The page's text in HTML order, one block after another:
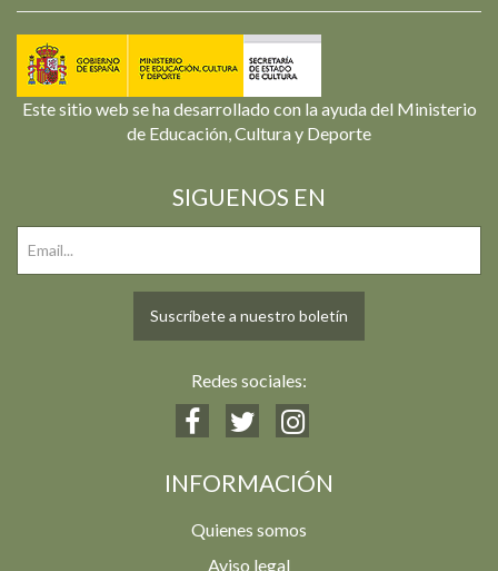
Este sitio web se ha desarrollado con la ayuda del Ministerio
de Educación, Cultura y Deporte
SIGUENOS EN
Suscríbete a nuestro boletín
Redes sociales:
INFORMACIÓN
Quienes somos
Aviso legal